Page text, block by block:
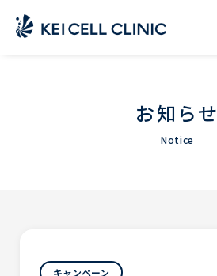
Skip
お知らせ
Notice
キャンペーン